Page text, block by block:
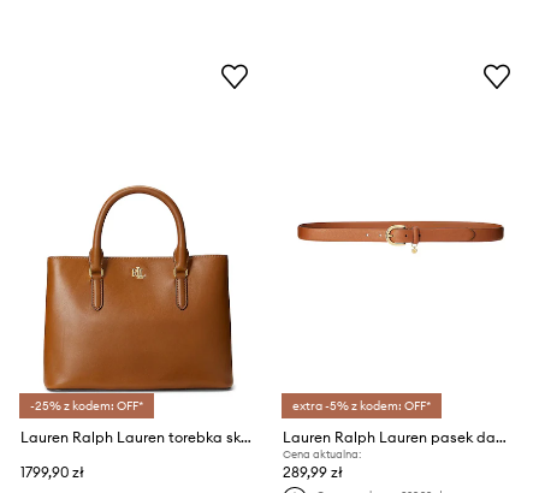
-25% z kodem: OFF*
Lauren Ralph Lauren torebka skórzana 431876725005
1799,90 zł
extra -5% z kodem: OFF*
Lauren Ralph Lauren pasek damski skórzany
Cena aktualna:
289,99 zł